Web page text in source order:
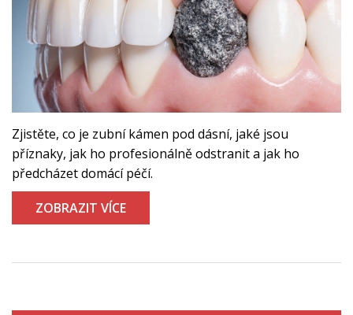
Zjistěte, co je zubní kámen pod dásní, jaké jsou
příznaky, jak ho profesionálně odstranit a jak ho
předcházet domácí péčí.
ZOBRAZIT VÍCE